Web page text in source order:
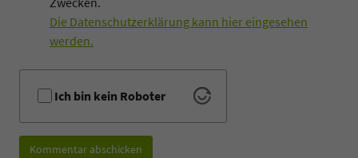
Die Datenschutzerklärung kann hier eingesehen
werden.
Ich bin kein Roboter
Kommentar abschicken